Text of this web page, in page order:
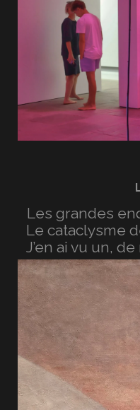
Les grandes
Le cataclysme
J’en ai vu un,